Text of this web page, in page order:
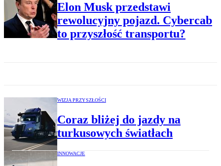
Elon Musk przedstawi
rewolucyjny pojazd. Cybercab
to przyszłość transportu?
WIZJA PRZYSZŁOŚCI
Coraz bliżej do jazdy na
turkusowych światłach
INNOWACJE